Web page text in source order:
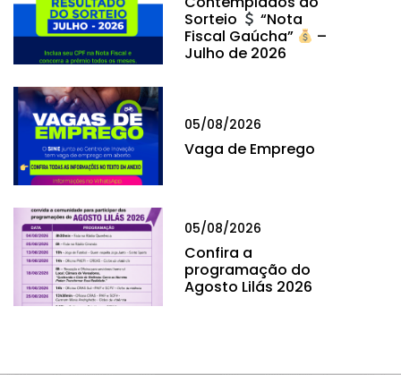
Sorteio
“Nota
Fiscal Gaúcha”
–
Julho de 2026
05/08/2026
Vaga de Emprego
05/08/2026
Confira a
programação do
Agosto Lilás 2026